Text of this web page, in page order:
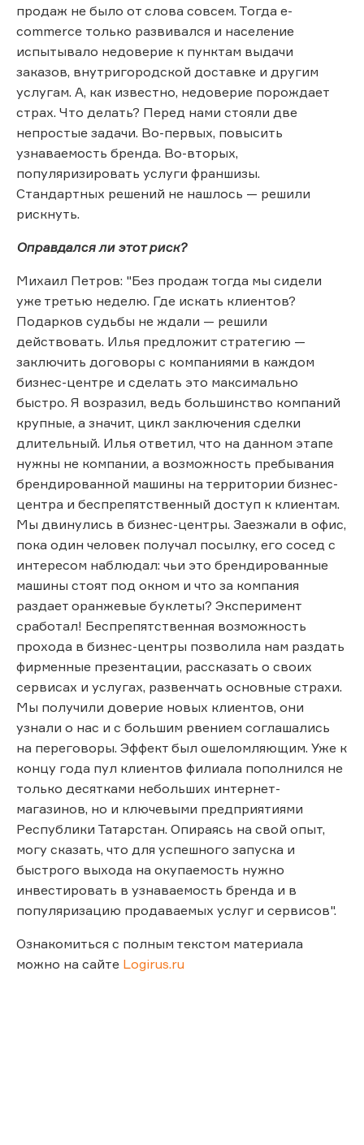
продаж не было от слова совсем. Тогда e-
commerce только развивался и население
испытывало недоверие к пунктам выдачи
заказов, внутригородской доставке и другим
услугам. А, как известно, недоверие порождает
страх. Что делать? Перед нами стояли две
непростые задачи. Во-первых, повысить
узнаваемость бренда. Во-вторых,
популяризировать услуги франшизы.
Стандартных решений не нашлось — решили
рискнуть.
Оправдался ли этот риск?
Михаил Петров: "Без продаж тогда мы сидели
уже третью неделю. Где искать клиентов?
Подарков судьбы не ждали — решили
действовать. Илья предложит стратегию —
заключить договоры с компаниями в каждом
бизнес-центре и сделать это максимально
быстро. Я возразил, ведь большинство компаний
крупные, а значит, цикл заключения сделки
длительный. Илья ответил, что на данном этапе
нужны не компании, а возможность пребывания
брендированной машины на территории бизнес-
центра и беспрепятственный доступ к клиентам.
Мы двинулись в бизнес-центры. Заезжали в офис,
пока один человек получал посылку, его сосед с
интересом наблюдал: чьи это брендированные
машины стоят под окном и что за компания
раздает оранжевые буклеты? Эксперимент
сработал! Беспрепятственная возможность
прохода в бизнес-центры позволила нам раздать
фирменные презентации, рассказать о своих
сервисах и услугах, развенчать основные страхи.
Мы получили доверие новых клиентов, они
узнали о нас и с большим рвением соглашались
на переговоры. Эффект был ошеломляющим. Уже к
концу года пул клиентов филиала пополнился не
только десятками небольших интернет-
магазинов, но и ключевыми предприятиями
Республики Татарстан. Опираясь на свой опыт,
могу сказать, что для успешного запуска и
быстрого выхода на окупаемость нужно
инвестировать в узнаваемость бренда и в
популяризацию продаваемых услуг и сервисов".
Ознакомиться с полным текстом материала
можно на сайте Logirus.ru